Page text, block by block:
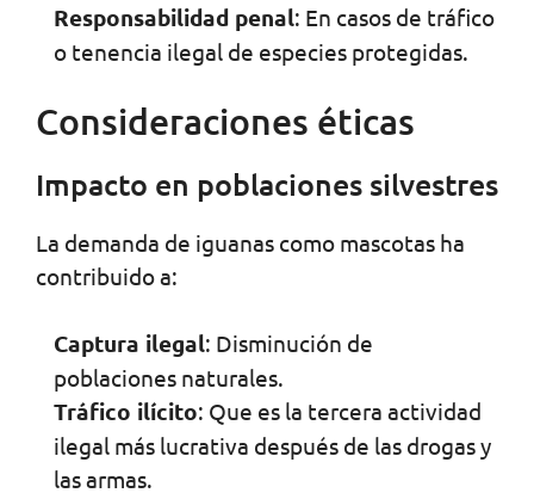
Responsabilidad penal: En casos de tráfico
o tenencia ilegal de especies protegidas.
Consideraciones éticas
Impacto en poblaciones silvestres
La demanda de iguanas como mascotas ha
contribuido a:
Captura ilegal: Disminución de
poblaciones naturales.
Tráfico ilícito: Que es la tercera actividad
ilegal más lucrativa después de las drogas y
las armas.